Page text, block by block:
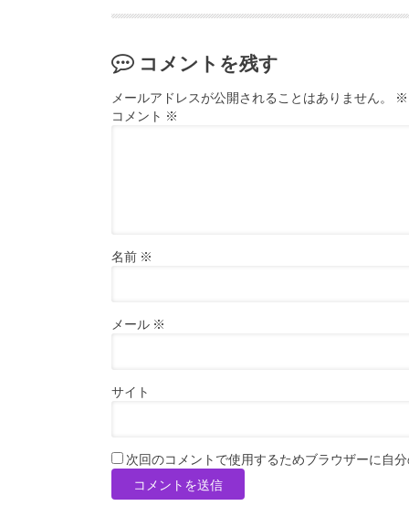
コメントを残す
メールアドレスが公開されることはありません。 ※
コメント ※
名前 ※
メール ※
サイト
次回のコメントで使用するためブラウザーに自